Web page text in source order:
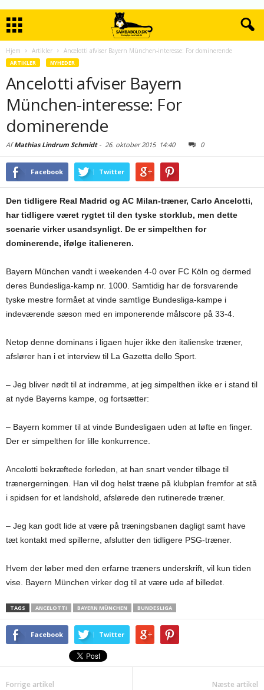
Hjem Artikler Ancelotti afviser Bayern München-interesse: For dominerende
ARTIKLER NYHEDER
Ancelotti afviser Bayern
München-interesse: For
dominerende
AfMathias Lindrum Schmidt- 26. oktober 201514:40 0
Facebook Twitter
Den tidligere Real Madrid og AC Milan-træner, Carlo Ancelotti,
har tidligere været rygtet til den tyske storklub, men dette
scenarie virker usandsynligt. De er simpelthen for
dominerende, ifølge italieneren.
Bayern München vandt i weekenden 4-0 over FC Köln og dermed
deres Bundesliga-kamp nr. 1000. Samtidig har de forsvarende
tyske mestre formået at vinde samtlige Bundesliga-kampe i
indeværende sæson med en imponerende målscore på 33-4.
Netop denne dominans i ligaen hujer ikke den italienske træner,
afslører han i et interview til La Gazetta dello Sport.
– Jeg bliver nødt til at indrømme, at jeg simpelthen ikke er i stand til
at nyde Bayerns kampe, og fortsætter:
– Bayern kommer til at vinde Bundesligaen uden at løfte en finger.
Der er simpelthen for lille konkurrence.
Ancelotti bekræftede forleden, at han snart vender tilbage til
trænergerningen. Han vil dog helst træne på klubplan fremfor at stå
i spidsen for et landshold, afslørede den rutinerede træner.
– Jeg kan godt lide at være på træningsbanen dagligt samt have
tæt kontakt med spillerne, afslutter den tidligere PSG-træner.
Hvem der løber med den erfarne træners underskrift, vil kun tiden
vise. Bayern München virker dog til at være ude af billedet.
TAGS ANCELOTTI BAYERN MÜNCHEN BUNDESLIGA
Facebook Twitter
Forrige artikel Næste artikel